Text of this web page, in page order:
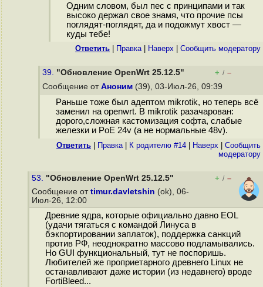
Одним словом, был пес с принципами и так
высоко держал свое знамя, что прочие псы
поглядят-поглядят, да и подожмут хвост —
куды тебе!
Ответить Правка| Наверх Cообщить модератору
39. "Обновление OpenWrt 25.12.5" + / –
Сообщение от Аноним (39), 03-Июл-26, 09:39
Раньше тоже был адептом mikrotik, но теперь всё
заменил на openwrt. В mikrotik разачарован:
дорого,сложная кастомизация софта, слабые
железки и PoE 24v (а не нормальные 48v).
Ответить Правка| К родителю #14 Наверх
Cообщить
модератору
53. "Обновление OpenWrt 25.12.5" + / –
Сообщение от timur.davletshin (ok), 06-
Июл-26, 12:00
Древние ядра, которые официально давно EOL
(удачи тягаться с командой Линуса в
бэкпортировании заплаток), поддержка санкций
против РФ, неоднократно массово подламывались.
Но GUI функциональный, тут не поспоришь.
Любителей же проприетарного древнего Linux не
останавливают даже истории (из недавнего) вроде
FortiBleed...